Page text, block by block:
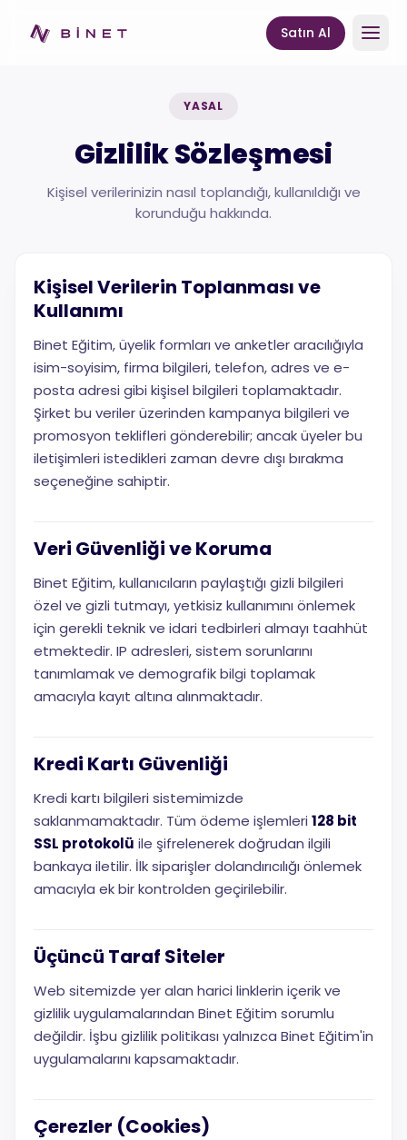
Satın Al
YASAL
Gizlilik Sözleşmesi
Kişisel verilerinizin nasıl toplandığı, kullanıldığı ve
korunduğu hakkında.
Kişisel Verilerin Toplanması ve
Kullanımı
Binet Eğitim, üyelik formları ve anketler aracılığıyla
isim-soyisim, firma bilgileri, telefon, adres ve e-
posta adresi gibi kişisel bilgileri toplamaktadır.
Şirket bu veriler üzerinden kampanya bilgileri ve
promosyon teklifleri gönderebilir; ancak üyeler bu
iletişimleri istedikleri zaman devre dışı bırakma
seçeneğine sahiptir.
Veri Güvenliği ve Koruma
Binet Eğitim, kullanıcıların paylaştığı gizli bilgileri
özel ve gizli tutmayı, yetkisiz kullanımını önlemek
için gerekli teknik ve idari tedbirleri almayı taahhüt
etmektedir. IP adresleri, sistem sorunlarını
tanımlamak ve demografik bilgi toplamak
amacıyla kayıt altına alınmaktadır.
Kredi Kartı Güvenliği
Kredi kartı bilgileri sistemimizde
saklanmamaktadır. Tüm ödeme işlemleri 128 bit
SSL protokolü ile şifrelenerek doğrudan ilgili
bankaya iletilir. İlk siparişler dolandırıcılığı önlemek
amacıyla ek bir kontrolden geçirilebilir.
Üçüncü Taraf Siteler
Web sitemizde yer alan harici linklerin içerik ve
gizlilik uygulamalarından Binet Eğitim sorumlu
değildir. İşbu gizlilik politikası yalnızca Binet Eğitim'in
uygulamalarını kapsamaktadır.
Çerezler (Cookies)